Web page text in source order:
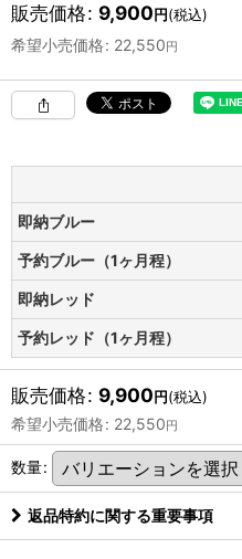
販売価格: 9,900円(税込)
希望小売価格: 22,550円
即納ブルー
予約ブルー（1ヶ月程）
即納レッド
予約レッド（1ヶ月程）
販売価格: 9,900円(税込)
希望小売価格: 22,550円
数量:
返品特約に関する重要事項